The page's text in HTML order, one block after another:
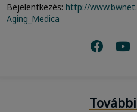
Bejelentkezés: http://
Aging_Medica